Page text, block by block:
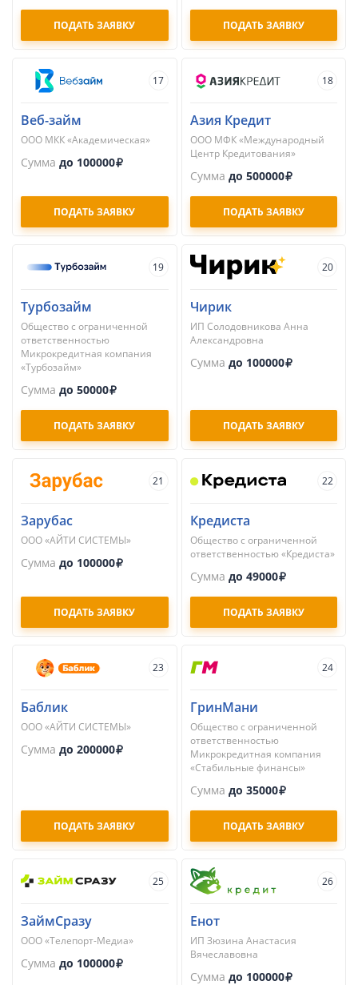
ПОДАТЬ ЗАЯВКУ ПОДАТЬ ЗАЯВКУ
17
Веб-займ
ООО МКК «Академическая»
Сумма до 100000
ПОДАТЬ ЗАЯВКУ
18
Азия Кредит
ООО МФК «Международный
Центр Кредитования»
Сумма до 500000
ПОДАТЬ ЗАЯВКУ
19
Турбозайм
Общество с ограниченной
ответственностью
Микрокредитная компания
«Турбозайм»
Сумма до 50000
ПОДАТЬ ЗАЯВКУ
20
Чирик
ИП Солодовникова Анна
Александровна
Сумма до 100000
ПОДАТЬ ЗАЯВКУ
21
Зарубас
ООО «АЙТИ СИСТЕМЫ»
Сумма до 100000
ПОДАТЬ ЗАЯВКУ
22
Кредиста
Общество с ограниченной
ответственностью «Кредиста»
Сумма до 49000
ПОДАТЬ ЗАЯВКУ
23
Баблик
ООО «АЙТИ СИСТЕМЫ»
Сумма до 200000
ПОДАТЬ ЗАЯВКУ
24
ГринМани
Общество с ограниченной
ответственностью
Микрокредитная компания
«Стабильные финансы»
Сумма до 35000
ПОДАТЬ ЗАЯВКУ
25
ЗаймСразу
ООО «Телепорт-Медиа»
Сумма до 100000
26
Енот
ИП Зюзина Анастасия
Вячеславовна
Сумма до 100000